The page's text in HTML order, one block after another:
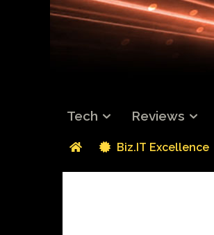
Tech Reviews
Biz.IT Excellence